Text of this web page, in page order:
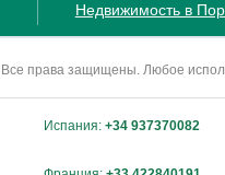
Недвижимость в
права защищены. Любое
Испания: +34 937370082